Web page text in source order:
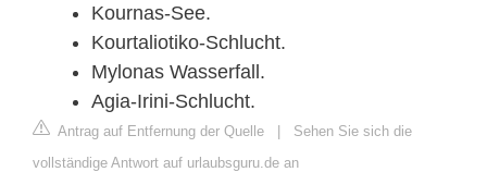
Kournas-See.
Kourtaliotiko-Schlucht.
Mylonas Wasserfall.
Agia-Irini-Schlucht.
Antrag auf Entfernung der Quelle | Sehen Sie sich die
vollständige Antwort auf urlaubsguru.de an